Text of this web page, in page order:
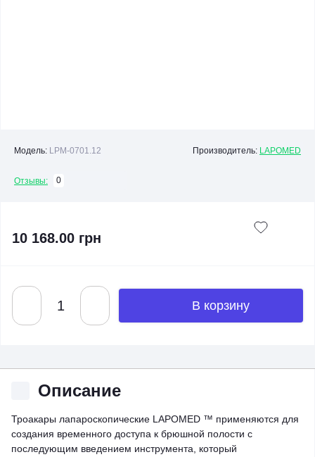
Модель: LPM-0701.12 Производитель: LAPOMED
Отзывы: 0
10 168.00 грн
В корзину
Описание
Троакары лапароскопические LAPOMED ™ применяются для
создания временного доступа к брюшной полости с
последующим введением инструмента, который